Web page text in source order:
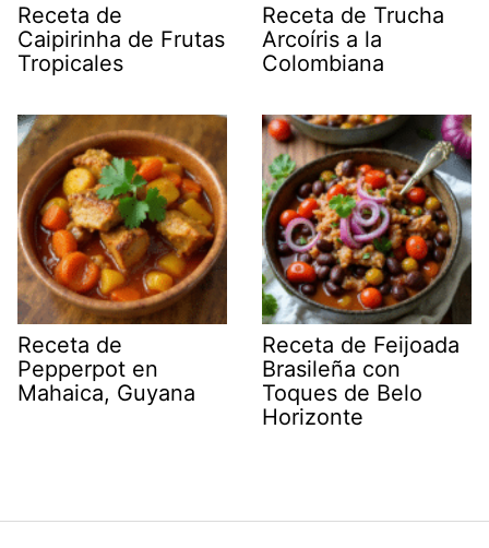
Receta de
Caipirinha de Frutas
Tropicales
Receta de Trucha
Arcoíris a la
Colombiana
Receta de
Pepperpot en
Mahaica, Guyana
Receta de Feijoada
Brasileña con
Toques de Belo
Horizonte